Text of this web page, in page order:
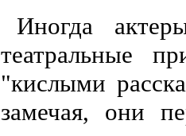
Иногда
театральные
"кислыми
замечая, они